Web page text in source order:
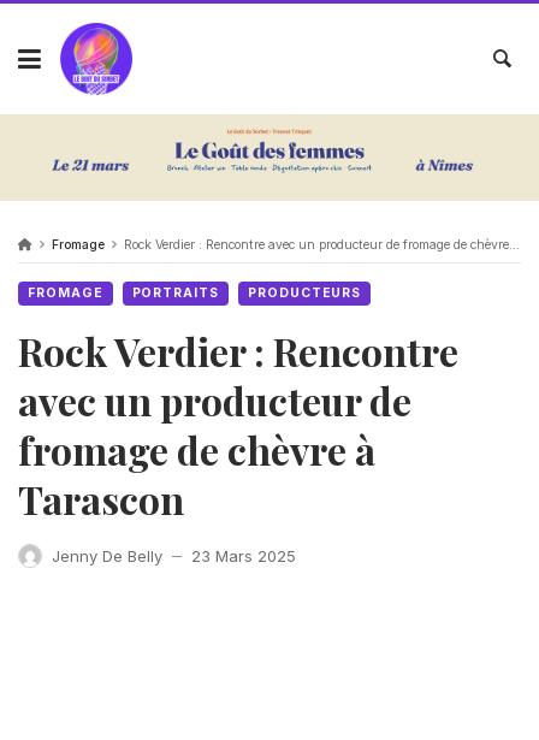
Fromage Rock Verdier : Rencontre avec un producteur de fromage de chèvre à Tarascon
FROMAGE PORTRAITS PRODUCTEURS
Rock Verdier : Rencontre
avec un producteur de
fromage de chèvre à
Tarascon
Jenny De Belly — 23 Mars 2025